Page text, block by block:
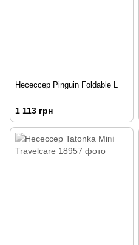
Несессер Pinguin Foldable L
1 113 грн